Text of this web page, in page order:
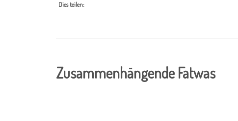
Dies teilen:
Zusammenhängende Fatwas